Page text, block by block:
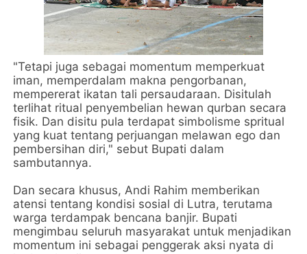
"Tetapi juga sebagai momentum memperkuat
iman, memperdalam makna pengorbanan,
mempererat ikatan tali persaudaraan. Disitulah
terlihat ritual penyembelian hewan qurban secara
fisik. Dan disitu pula terdapat simbolisme spritual
yang kuat tentang perjuangan melawan ego dan
pembersihan diri," sebut Bupati dalam
sambutannya.
Dan secara khusus, Andi Rahim memberikan
atensi tentang kondisi sosial di Lutra, terutama
warga terdampak bencana banjir. Bupati
mengimbau seluruh masyarakat untuk menjadikan
momentum ini sebagai penggerak aksi nyata di